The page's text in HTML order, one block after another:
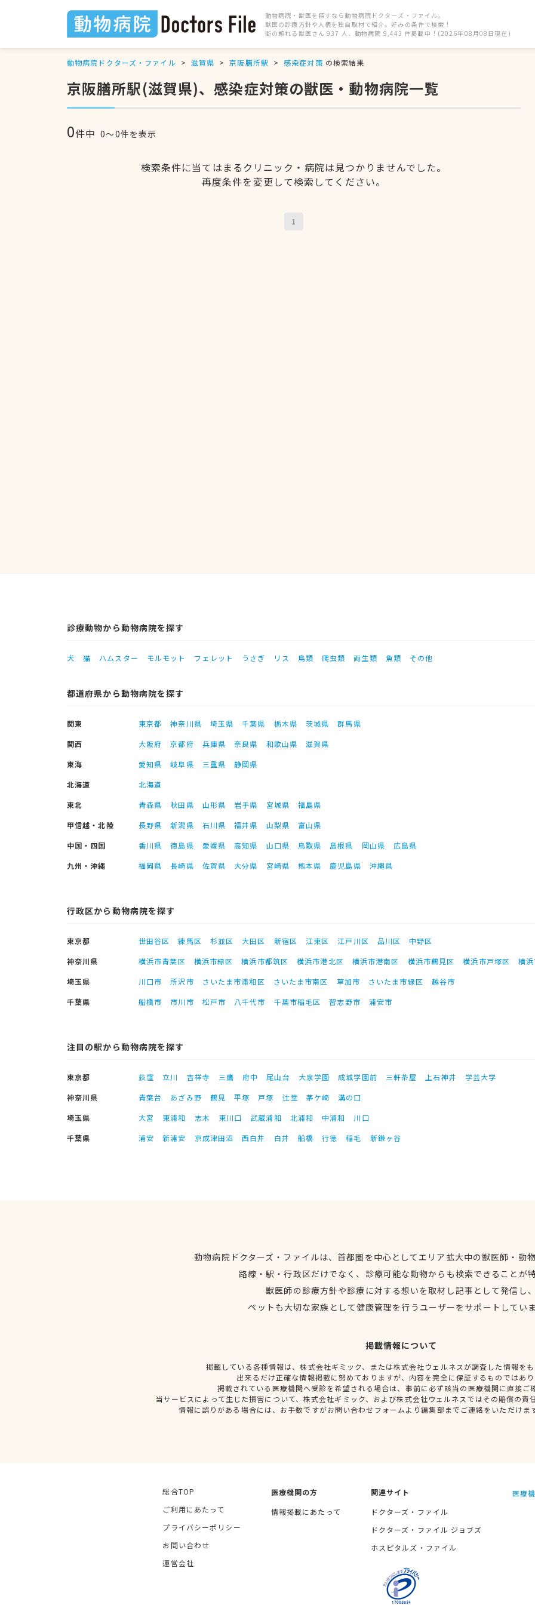
動物病院・獣医を探すなら動物病院ドクターズ・ファイル。
獣医の診療方針や人柄を独自取材で紹介。好みの条件で検索！
街の頼れる獣医さん 937 人、動物病院 9,443 件掲載中！(2026年08月08日現在)
動物病院ドクターズ・ファイル 滋賀県 京阪膳所駅 感染症対策 の検索結果
京阪膳所駅(滋賀県)、感染症対策の獣医・動物病院一覧
0件中 0〜0件を表示
検索条件に当てはまるクリニック・病院は見つかりませんでした。
再度条件を変更して検索してください。
1
診療動物から動物病院を探す
犬 猫 ハムスター モルモット フェレット うさぎ リス 鳥類 爬虫類 両生類 魚類 その他
都道府県から動物病院を探す
関東 東京都 神奈川県 埼玉県 千葉県 栃木県 茨城県
群馬県
関西
大阪府 京都府 兵庫県 奈良県 和歌山県
滋賀県
東海
愛知県 岐阜県 三重県
静岡県
北海道
北海道
東北
青森県 秋田県 山形県 岩手県 宮城県
福島県
甲信越・北陸
長野県 新潟県 石川県 福井県 山梨県
富山県
中国・四国
香川県 徳島県 愛媛県 高知県 山口県 鳥取県 島根県 岡山県
広島県
九州・沖縄
福岡県 長崎県 佐賀県 大分県 宮崎県 熊本県 鹿児島県 沖縄県
行政区から動物病院を探す
東京都 世田谷区 練馬区 杉並区 大田区 新宿区 江東区 江戸川区 品川区
中野区
神奈川県
横浜市青葉区 横浜市緑区 横浜市都筑区 横浜市港北区 横浜市港南区 横浜市鶴見区 横浜市戸塚区
横
埼玉県
川口市 所沢市 さいたま市浦和区 さいたま市南区 草加市 さいたま市緑区
越谷市
千葉県
船橋市 市川市 松戸市 八千代市 千葉市稲毛区 習志野市 浦安市
注目の駅から動物病院を探す
東京都 荻窪 立川 吉祥寺 三鷹 府中 尾山台 大泉学園 成城学園前 三軒茶屋 上石神井
学芸大学
神奈川県
青葉台 あざみ野 鶴見 平塚 戸塚 辻堂 茅ケ崎
溝の口
埼玉県
大宮 東浦和 志木 東川口 武蔵浦和 北浦和 中浦和
川口
千葉県
浦安 新浦安 京成津田沼 西白井 白井 船橋 行徳 稲毛 新鎌ヶ谷
動物病院ドクターズ・ファイルは、首都圏を中心としてエリア拡大中の獣医師・動
路線・駅・行政区だけでなく、診療可能な動物からも検索できることが
獣医師の診療方針や診療に対する想いを取材し記事として発信し
ペットも大切な家族として健康管理を行うユーザーをサポートしてい
掲載情報について
掲載している各種情報は、株式会社ギミック、または株式会社ウェルネスが調査した情報を
出来るだけ正確な情報掲載に努めておりますが、内容を完全に保証するものではあ
掲載されている医療機関へ受診を希望される場合は、事前に必ず該当の医療機関に直接ご
当サービスによって生じた損害について、株式会社ギミック、および株式会社ウェルネスではその賠償の責
情報に誤りがある場合には、お手数ですがお問い合わせフォームより編集部までご連絡をいただけま
総合TOP
ご利用にあたって
プライバシーポリシー
お問い合わせ
運営会社
医療機関の方
情報掲載にあたって
関連サイト
ドクターズ・ファイル
ドクターズ・ファイル ジョブズ
ホスピタルズ・ファイル
医療